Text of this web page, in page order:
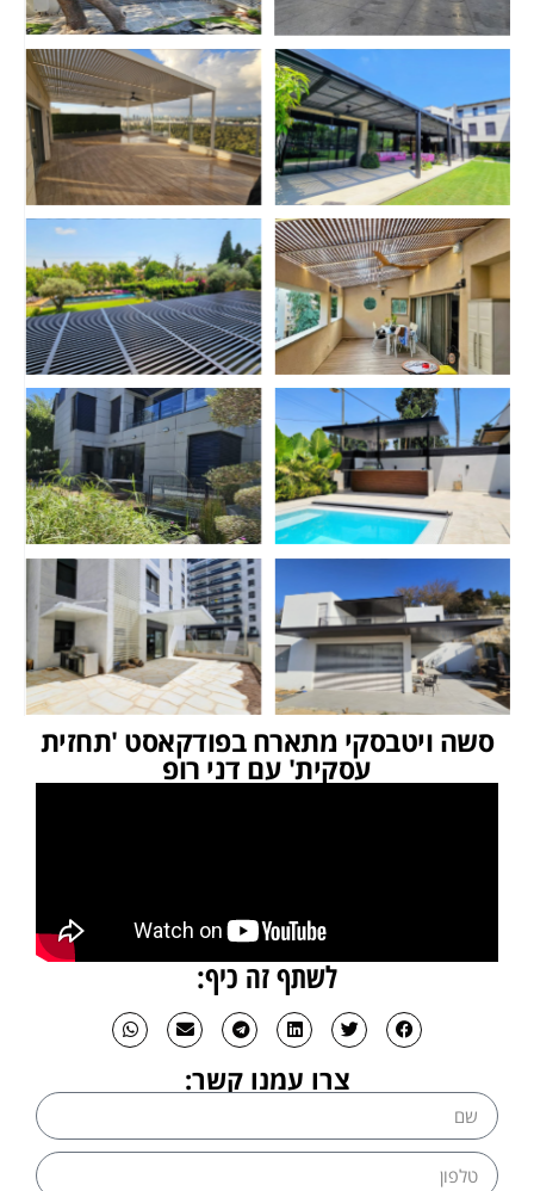
סשה ויטבסקי מתארח בפודקאסט 'תחזית
עסקית' עם דני רופ
לשתף זה כיף:
צרו עמנו קשר: